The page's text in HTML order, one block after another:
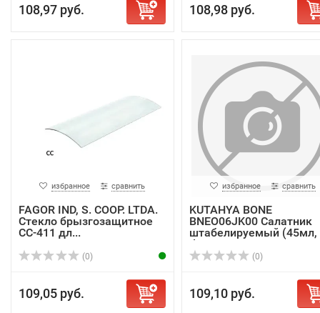
108,97 руб. 108,98 руб.
избранное сравнить
FAGOR IND, S. COOP. LTDA.
Стекло брызгозащитное
СС-411 дл...
(0)
109,05 руб.
избранное сравнить
KUTAHYA BONE
BNEO06JK00 Салатник
штабелируемый (45мл,
d6с...
(0)
109,10 руб.